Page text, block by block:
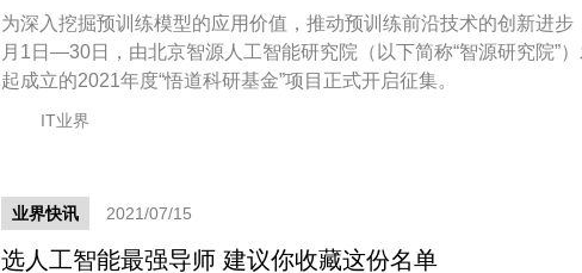
为深入挖掘预训练模型的应用价值，推动预训练前沿技术的创新进步
月1日—30日，由北京智源人工智能研究院（以下简称“智源研究院”
起成立的2021年度“悟道科研基金”项目正式开启征集。
IT业界
业界快讯 2021/07/15
选人工智能最强导师 建议你收藏这份名单